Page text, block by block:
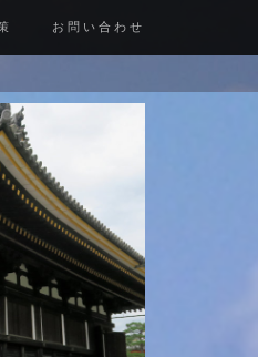
お問い合わせ